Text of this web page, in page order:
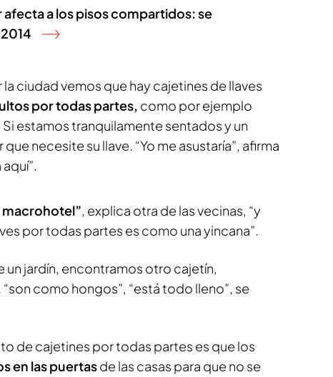
afecta a los pisos compartidos: se
ciudad vemos que hay cajetines de llaves
por todas partes, como por ejemplo
estamos tranquilamente sentados y un
necesite su llave. “Yo me asustaría”, afirma
macrohotel”, explica otra de las vecinas, “y
por todas partes es como una yincana”.
un jardín, encontramos otro cajetín,
“son como hongos”, “está todo lleno”, se
de cajetines por todas partes es que los
en las puertasde las casas para que no se